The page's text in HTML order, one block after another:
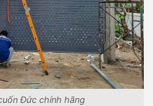
Đức chính hãng